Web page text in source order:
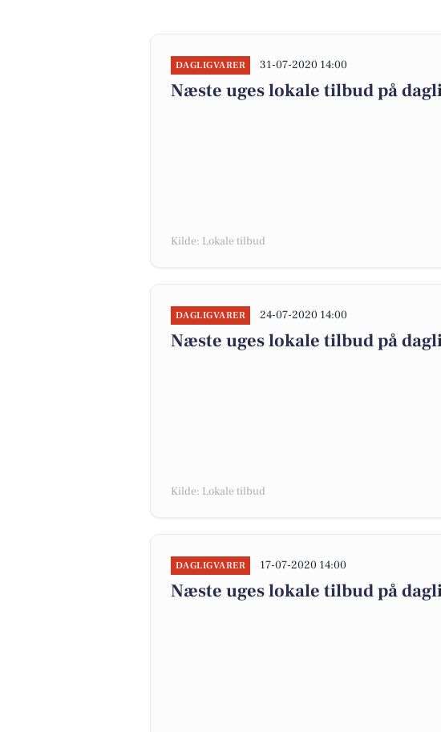
DAGLIGVARER 31-07-2020 14:00
Næste uges lokale tilbud på
Kilde: Lokale tilbud
DAGLIGVARER 24-07-2020 14:00
Næste uges lokale tilbud på
Kilde: Lokale tilbud
DAGLIGVARER 17-07-2020 14:00
Næste uges lokale tilbud på